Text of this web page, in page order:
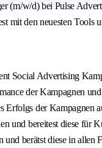
(m/w/d) bei Pulse
mit den neuesten
Social Advertising
der Kampagnen
Erfolgs der Kampagnen
und bereitest diese für
berätst diese in allen